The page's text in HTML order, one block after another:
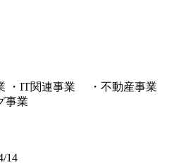
・IT関連事業 ・不動産事業
事業
14